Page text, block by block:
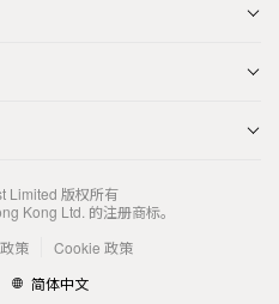
Limited 版权所有
Kong Ltd. 的注册商标。
策
Cookie 政策
简体中文